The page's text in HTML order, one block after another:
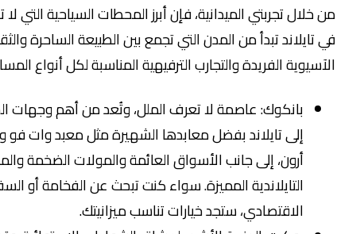
تجربتي الميدانية، فإن أبرز المحطات السياحية التي لا تفوّتها
تبدأ من المدن التي تجمع بين الطبيعة الساحرة والثقافة
الفريدة والتجارب الترفيهية المناسبة لكل أنواع المسافرين:
بانكوك: عاصمة لا تعرف الملل، وتُعد من أهم وجهات السفر
إلى تايلاند بفضل معابدها الشهيرة مثل معبد وات فو ووات
أرون، إلى جانب الأسواق العائمة والمولات الضخمة والمطاعم
التايلاندية المميزة. سواء كنت تبحث عن الفخامة أو السفر
الاقتصادي، ستجد خيارات تناسب ميزانيتك.